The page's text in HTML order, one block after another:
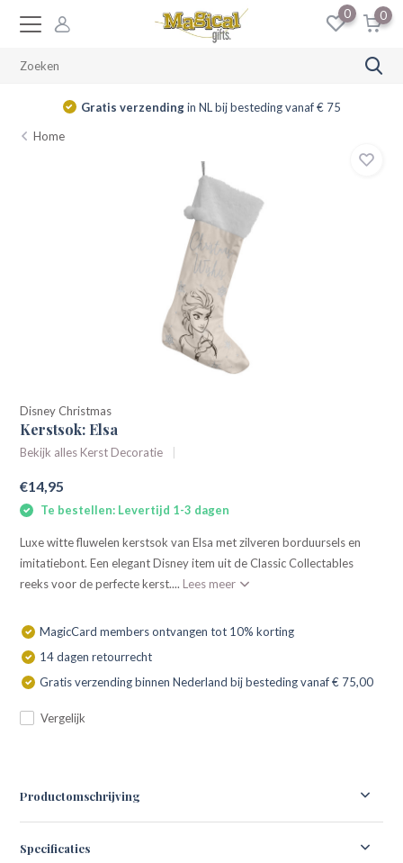
0 0
Gratis verzendingin NL bij besteding vanaf € 75
Home
Disney Christmas
Kerstsok: Elsa
Bekijk alles Kerst Decoratie
€14,95
Te bestellen: Levertijd 1-3 dagen
Luxe witte fluwelen kerstsok van Elsa met zilveren borduursels en
imitatiebont. Een elegant Disney item uit de Classic Collectables
reeks voor de perfecte kerst.... Lees meer
MagicCard members ontvangen tot 10% korting
14 dagen retourrecht
Gratis verzending binnen Nederland bij besteding vanaf € 75,00
Vergelijk
Productomschrijving
Specificaties